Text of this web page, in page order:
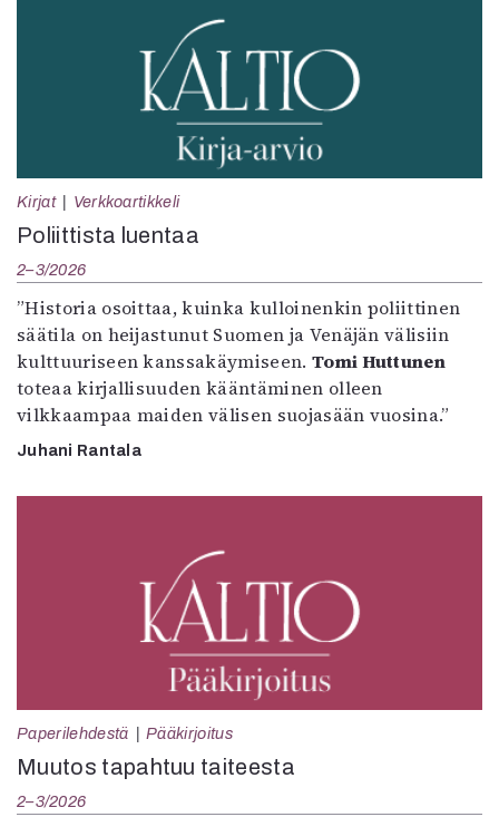
Kirjat Verkkoartikkeli
Poliittista luentaa
2–3/2026
”Historia osoittaa, kuinka kulloinenkin poliittinen
säätila on heijastunut Suomen ja Venäjän välisiin
kulttuuriseen kanssakäymiseen. Tomi Huttunen
toteaa kirjallisuuden kääntäminen olleen
vilkkaampaa maiden välisen suojasään vuosina.”
Juhani Rantala
Paperilehdestä Pääkirjoitus
Muutos tapahtuu taiteesta
2–3/2026